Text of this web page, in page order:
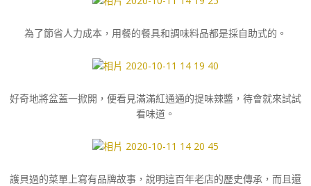
為了節省人力成本，用餐的餐具和調味料品都是採自助式的。
好奇地將盆蓋一掀開，便看見滿滿紅通通的提味辣醬，待會就來試試
看味道。
護貝過的菜單上寫有品牌故事，說明這百年老店的歷史傳承，而且還